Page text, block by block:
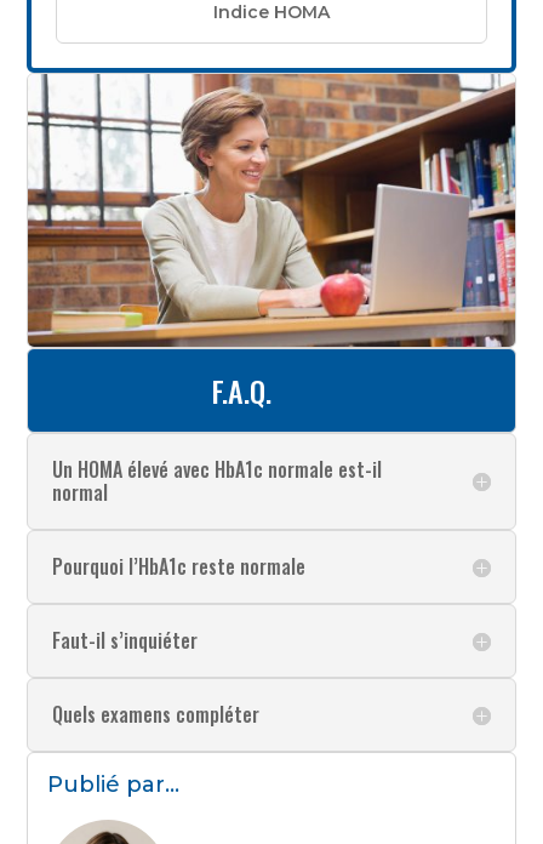
Indice HOMA
F.A.Q.
Un HOMA élevé avec HbA1c normale est-il
normal
Pourquoi l’HbA1c reste normale
Faut-il s’inquiéter
Quels examens compléter
Publié par...